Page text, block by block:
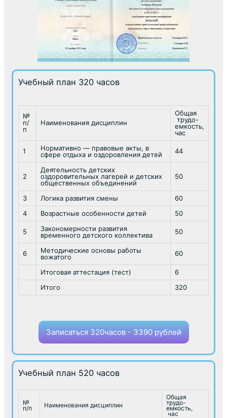
Учебный план 320 часов
№
п/
п
Наименования дисциплин
Общая
трудо-
емкость,
час
1
Нормативно — правовые акты, в
сфере отдыха и оздоровления детей
44
2
Деятельность детских
оздоровительных лагерей и детских
общественных объединений
50
3 Логика развития смены
60
4
Возрастные особенности детей 50
5
Закономерности развития
временного детского коллектива
50
6
Методические основы работы
вожатого
60
Итоговая аттестация (тест)
6
Итого
320
Записаться 320часов - 3390 рублей
Учебный план 520 часов
№
п/п Наименования дисциплин
Общая
трудо-
емкость,
час